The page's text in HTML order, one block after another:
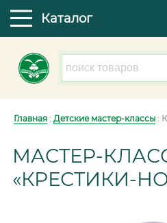
Каталог
Главная : Детские мастер-классы :
МАСТЕР-
«КРЕСТИКИ-